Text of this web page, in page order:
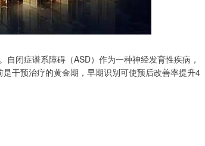
闭症谱系障碍（ASD）作为一种神经发育性疾病，
干预治疗的黄金期，早期识别可使预后改善率提升4